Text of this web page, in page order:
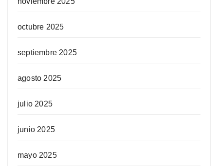
octubre 2025
septiembre 2025
agosto 2025
julio 2025
junio 2025
mayo 2025